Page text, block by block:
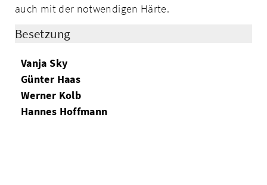
auch mit der notwendigen Härte.
Besetzung
Vanja Sky
Günter Haas
Werner Kolb
Hannes Hoffmann